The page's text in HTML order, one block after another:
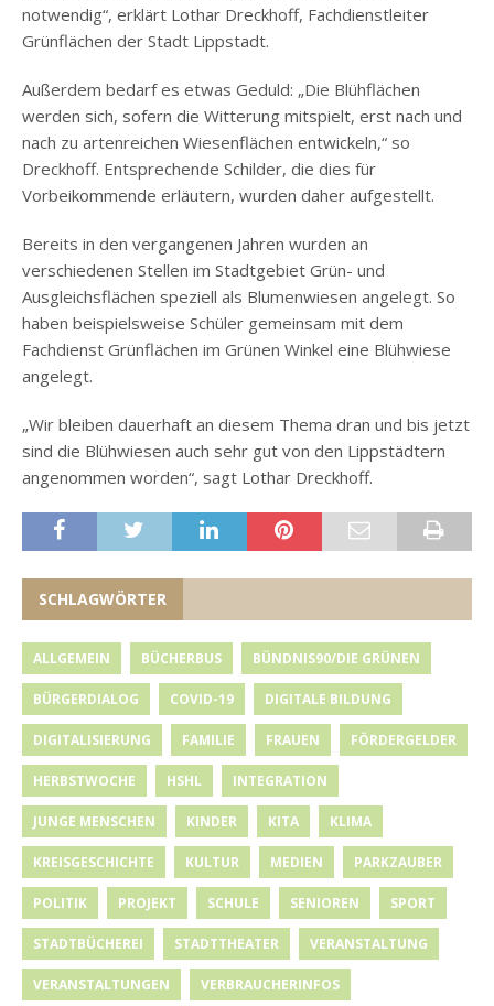
notwendig“, erklärt Lothar Dreckhoff, Fachdienstleiter
Grünflächen der Stadt Lippstadt.
Außerdem bedarf es etwas Geduld: „Die Blühflächen
werden sich, sofern die Witterung mitspielt, erst nach und
nach zu artenreichen Wiesenflächen entwickeln,“ so
Dreckhoff. Entsprechende Schilder, die dies für
Vorbeikommende erläutern, wurden daher aufgestellt.
Bereits in den vergangenen Jahren wurden an
verschiedenen Stellen im Stadtgebiet Grün- und
Ausgleichsflächen speziell als Blumenwiesen angelegt. So
haben beispielsweise Schüler gemeinsam mit dem
Fachdienst Grünflächen im Grünen Winkel eine Blühwiese
angelegt.
„Wir bleiben dauerhaft an diesem Thema dran und bis jetzt
sind die Blühwiesen auch sehr gut von den Lippstädtern
angenommen worden“, sagt Lothar Dreckhoff.
SCHLAGWÖRTER
ALLGEMEIN BÜCHERBUS BÜNDNIS90/DIE GRÜNEN
BÜRGERDIALOG COVID-19 DIGITALE BILDUNG
DIGITALISIERUNG FAMILIE FRAUEN FÖRDERGELDER
HERBSTWOCHE HSHL INTEGRATION
JUNGE MENSCHEN KINDER KITA KLIMA
KREISGESCHICHTE KULTUR MEDIEN PARKZAUBER
POLITIK PROJEKT SCHULE SENIOREN SPORT
STADTBÜCHEREI STADTTHEATER VERANSTALTUNG
VERANSTALTUNGEN VERBRAUCHERINFOS